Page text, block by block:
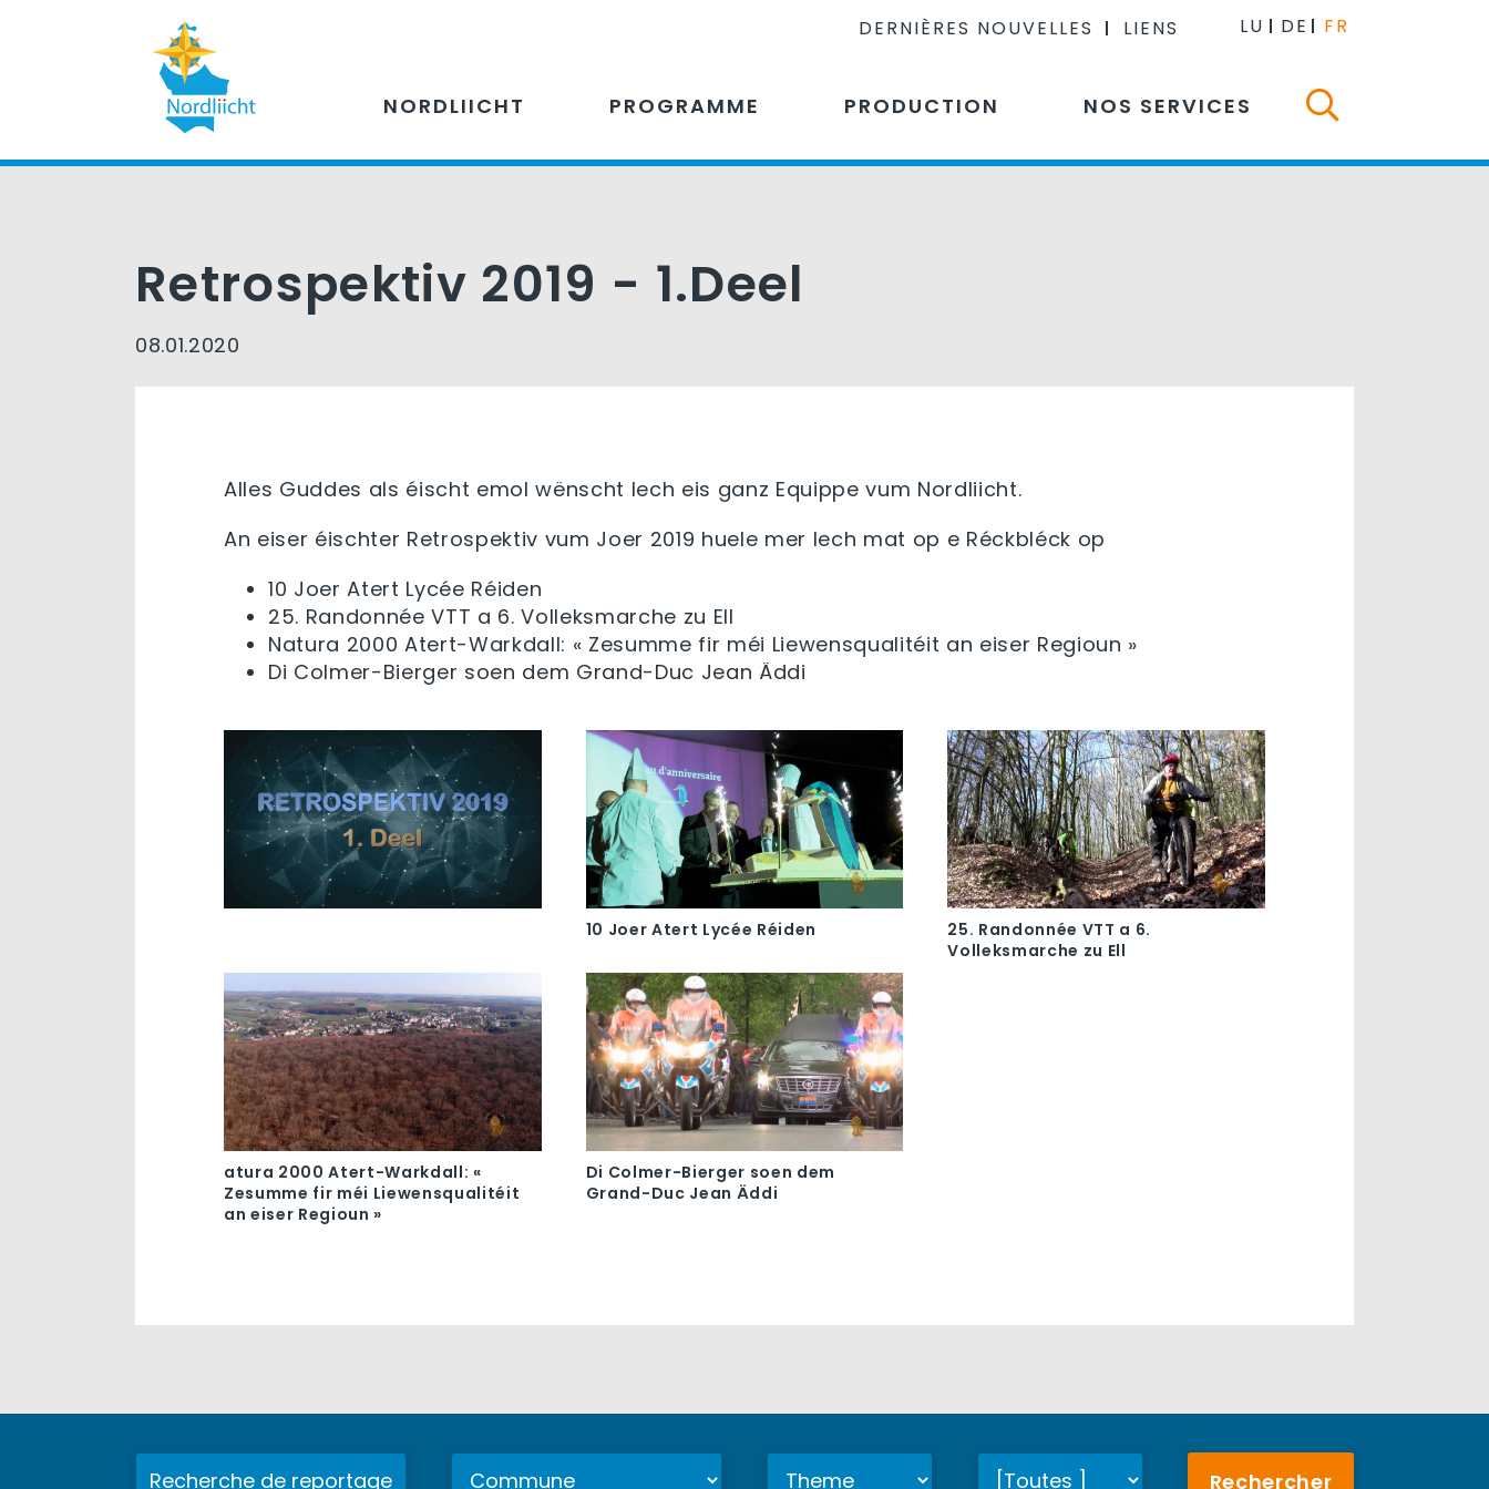
DERNIÈRES NOUVELLES LIENS LU DE FR
NORDLIICHT PROGRAMME PRODUCTION NOS SERVICES
Retrospektiv 2019 - 1.Deel
08.01.2020
Alles Guddes als éischt emol wënscht Iech eis ganz Equippe vum Nordliicht.
An eiser éischter Retrospektiv vum Joer 2019 huele mer Iech mat op e Réckbléck op
10 Joer Atert Lycée Réiden
25. Randonnée VTT a 6. Volleksmarche zu Ell
Natura 2000 Atert-Warkdall: « Zesumme fir méi Liewensqualitéit an eiser Regioun »
Di Colmer-Bierger soen dem Grand-Duc Jean Äddi
10 Joer Atert Lycée Réiden
25. Randonnée VTT a 6.
Volleksmarche zu Ell
atura 2000 Atert-Warkdall: «
Zesumme fir méi Liewensqualitéit
an eiser Regioun »
Di Colmer-Bierger soen dem
Grand-Duc Jean Äddi
Rechercher